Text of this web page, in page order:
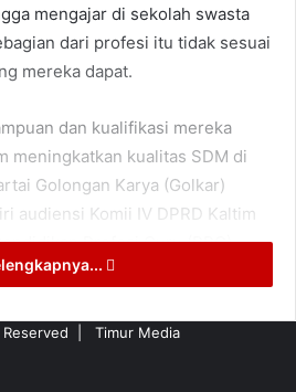
mengajar di sekolah swasta
dari profesi itu tidak sesuai
mereka dapat.
dan kualifikasi mereka
meningkatkan kualitas SDM di
Golongan Karya (Golkar)
audiensi Komii IV DPRD Kaltim
Profesi Guru (PPG),
D, Lantai 3, Kantor DPRD
Ikatan Alumni PPG,
sebanyak 241 mahasiswa PPG
Reserved |
Timur Media